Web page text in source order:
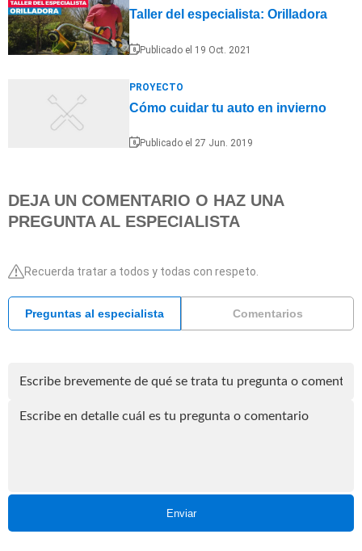
Taller del especialista: Orilladora
Publicado el 19 Oct. 2021
PROYECTO
Cómo cuidar tu auto en invierno
Publicado el 27 Jun. 2019
DEJA UN COMENTARIO O HAZ UNA
PREGUNTA AL ESPECIALISTA
Recuerda tratar a todos y todas con respeto.
Preguntas al especialista Comentarios
Enviar